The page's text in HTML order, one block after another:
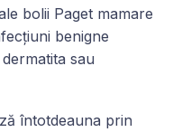
bolii Paget mamare
benigne
sau
întotdeauna prin